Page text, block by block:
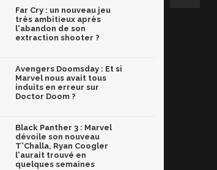
Far Cry : un nouveau jeu
très ambitieux après
l'abandon de son
extraction shooter ?
Avengers Doomsday : Et si
Marvel nous avait tous
induits en erreur sur
Doctor Doom ?
Black Panther 3 : Marvel
dévoile son nouveau
T'Challa, Ryan Coogler
l'aurait trouvé en
quelques semaines